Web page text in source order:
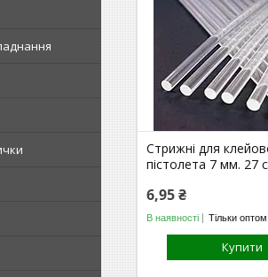
Стрижні для
пістолета 7 мм. 27
6,95 ₴
В наявності Тільки оптом
Купити